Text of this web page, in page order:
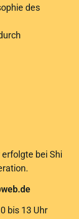
des
bei Shi
bis 13 Uhr